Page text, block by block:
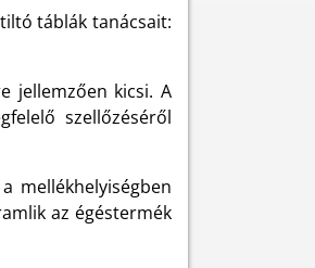
táblák tanácsait:
jellemzően kicsi. A
szellőzéséről
mellékhelyiségben
az égéstermék